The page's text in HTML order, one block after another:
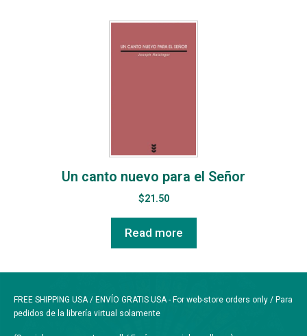
Un canto nuevo para el Señor
$21.50
Read more
FREE SHIPPING USA / ENVÍO GRATIS USA - For web-store orders only / Para
pedidos de la librería virtual solamente